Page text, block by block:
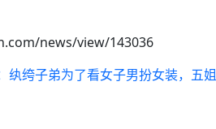
news/view/143036
纨绔子弟为了看女子男扮女装，五姐